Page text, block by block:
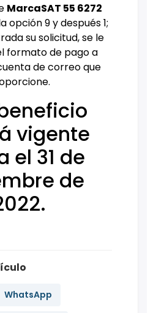
MarcaSAT 55 6272
opción 9 y después 1;
su solicitud, se le
formato de pago a
de correo que
vigente
el 31 de
de
WhatsApp